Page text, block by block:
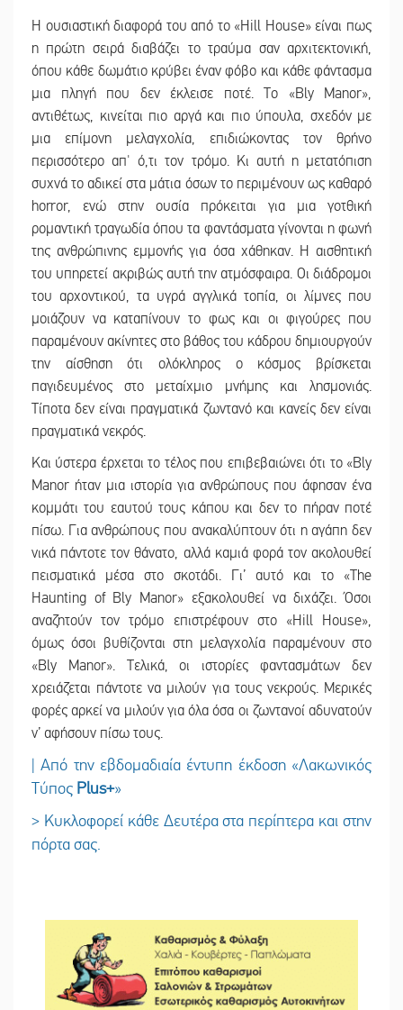
Η ουσιαστική διαφορά του από το «Hill House» είναι πως
η πρώτη σειρά διαβάζει το τραύμα σαν αρχιτεκτονική,
όπου κάθε δωμάτιο κρύβει έναν φόβο και κάθε φάντασμα
μια πληγή που δεν έκλεισε ποτέ. Το «Bly Manor»,
αντιθέτως, κινείται πιο αργά και πιο ύπουλα, σχεδόν με
μια επίμονη μελαγχολία, επιδιώκοντας τον θρήνο
περισσότερο απ' ό,τι τον τρόμο. Κι αυτή η μετατόπιση
συχνά το αδικεί στα μάτια όσων το περιμένουν ως καθαρό
horror, ενώ στην ουσία πρόκειται για μια γοτθική
ρομαντική τραγωδία όπου τα φαντάσματα γίνονται η φωνή
της ανθρώπινης εμμονής για όσα χάθηκαν. Η αισθητική
του υπηρετεί ακριβώς αυτή την ατμόσφαιρα. Οι διάδρομοι
του αρχοντικού, τα υγρά αγγλικά τοπία, οι λίμνες που
μοιάζουν να καταπίνουν το φως και οι φιγούρες που
παραμένουν ακίνητες στο βάθος του κάδρου δημιουργούν
την αίσθηση ότι ολόκληρος ο κόσμος βρίσκεται
παγιδευμένος στο μεταίχμιο μνήμης και λησμονιάς.
Τίποτα δεν είναι πραγματικά ζωντανό και κανείς δεν είναι
πραγματικά νεκρός.
Και ύστερα έρχεται το τέλος που επιβεβαιώνει ότι το «Bly
Manor ήταν μια ιστορία για ανθρώπους που άφησαν ένα
κομμάτι του εαυτού τους κάπου και δεν το πήραν ποτέ
πίσω. Για ανθρώπους που ανακαλύπτουν ότι η αγάπη δεν
νικά πάντοτε τον θάνατο, αλλά καμιά φορά τον ακολουθεί
πεισματικά μέσα στο σκοτάδι. Γι’ αυτό και το «The
Haunting of Bly Manor» εξακολουθεί να διχάζει. Όσοι
αναζητούν τον τρόμο επιστρέφουν στο «Hill House»,
όμως όσοι βυθίζονται στη μελαγχολία παραμένουν στο
«Bly Manor». Τελικά, οι ιστορίες φαντασμάτων δεν
χρειάζεται πάντοτε να μιλούν για τους νεκρούς. Μερικές
φορές αρκεί να μιλούν για όλα όσα οι ζωντανοί αδυνατούν
ν’ αφήσουν πίσω τους.
| Από την εβδομαδιαία έντυπη έκδοση «Λακωνικός
Τύπος Plus+»
> Κυκλοφορεί κάθε Δευτέρα στα περίπτερα και στην
πόρτα σας.